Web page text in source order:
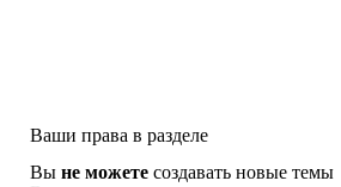
Ваши права в разделе
Вы не можете создавать новые темы